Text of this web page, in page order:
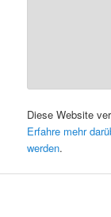
Diese Website
Erfahre mehr
werden.